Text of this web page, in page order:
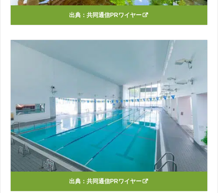
出典： 共同通信PRワイヤー
出典： 共同通信PRワイヤー